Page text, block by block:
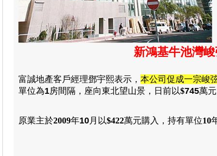
新鴻基牛池灣
富誠地產客戶經理鄧宇熙表示 ， 本公司促成一宗峻
單位為1房間隔 ， 座向東北望山景 ，日前以$745萬
原業主於2009年10 月 以$422萬元購入 ， 持有單位10